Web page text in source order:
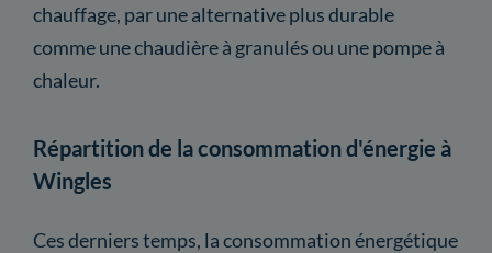
chauffage, par une alternative plus durable
comme une chaudière à granulés ou une pompe à
chaleur.
Répartition de la consommation d'énergie à
Wingles
Ces derniers temps, la consommation énergétique